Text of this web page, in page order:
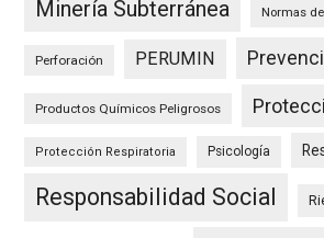
Minería Subterránea Normas
Perforación PERUMIN
Productos Químicos Peligrosos
Protección Respiratoria Psicología
Responsabilidad Social